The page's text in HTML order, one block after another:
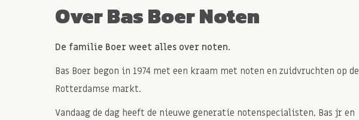
Over Bas Boer Noten
De familie Boer weet alles over noten.
Bas Boer begon in 1974 met een kraam met noten en zuidvruchten op de
Rotterdamse markt.
Vandaag de dag heeft de nieuwe generatie notenspecialisten, Bas jr en